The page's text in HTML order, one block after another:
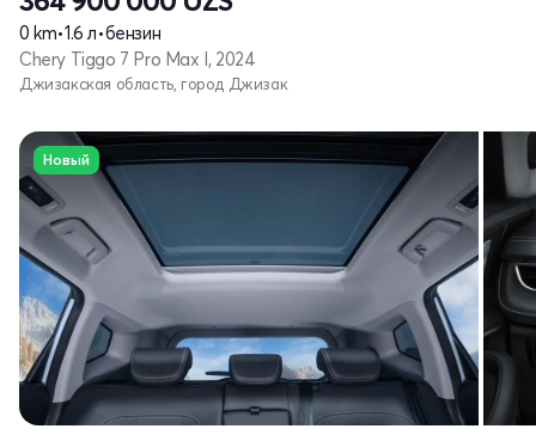
0 km•1.6 л•бензин
Chery Tiggo 7 Pro Max I, 2024
Джизакская область, город Джизак
Новый